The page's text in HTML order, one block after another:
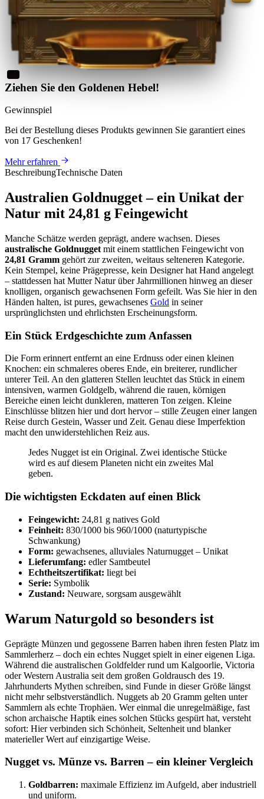
Ziehen Sie den Goldenen Hebel!
Gewinnspiel
Bei der Bestellung dieses Produkts gewinnen Sie garantiert eines
von 17 Geschenken!
Mehr erfahren
BeschreibungTechnische Daten
Australien Goldnugget – ein Unikat der
Natur mit 24,81 g Feingewicht
Manche Schätze werden geprägt, andere wachsen. Dieses
australische Goldnugget mit einem stattlichen Feingewicht von
24,81 Gramm gehört zur zweiten, weitaus selteneren Kategorie.
Kein Stempel, keine Prägepresse, kein Designer hat Hand angelegt
– stattdessen hat Mutter Natur über Jahrmillionen hinweg an dieser
knolligen, organisch gewachsenen Form gefeilt. Was Sie hier in den
Händen halten, ist pures, gewachsenes Gold in seiner
ursprünglichsten und ehrlichsten Erscheinungsform.
Ein Stück Erdgeschichte zum Anfassen
Die Form erinnert entfernt an eine Erdnuss oder einen kleinen
Knochen: ein schmaleres oberes Ende, ein breiterer, rundlicher
unterer Teil. An den glatteren Stellen leuchtet das Stück in einem
intensiven, warmen Goldgelb, während die rauen, körnigen
Bereiche einen leicht dunkleren, matteren Ton zeigen. Kleine
Einschlüsse blitzen hier und dort hervor – stille Zeugen einer langen
Reise durch Gestein, Wasser und Zeit. Genau diese Imperfektion
macht den unwiderstehlichen Reiz aus.
Jedes Nugget ist ein Original. Zwei identische Stücke
wird es auf diesem Planeten nicht ein zweites Mal
geben.
Die wichtigsten Eckdaten auf einen Blick
Feingewicht: 24,81 g natives Gold
Feinheit: 830/1000 bis 960/1000 (naturtypische
Schwankung)
Form: gewachsenes, alluviales Naturnugget – Unikat
Lieferumfang: edler Samtbeutel
Echtheitszertifikat: liegt bei
Serie: Symbolik
Zustand: Neuware, sorgsam ausgewählt
Warum Naturgold so besonders ist
Geprägte Münzen und gegossene Barren haben ihren festen Platz im
Sammlerherz – doch ein echtes Nugget spielt in einer eigenen Liga.
Während die australischen Goldfelder rund um Kalgoorlie, Victoria
oder Western Australia seit dem großen Goldrausch des 19.
Jahrhunderts Mythen schreiben, sind Funde in dieser Größe längst
nicht mehr selbstverständlich. Nuggets ab 20 Gramm gelten unter
Sammlern als echte Trophäen. Wer einmal die unregelmäßige, fast
schon archaische Haptik eines solchen Stücks gespürt hat, versteht
sofort: Hier verbinden sich Schönheit, Seltenheit und blanker
materieller Wert auf einzigartige Weise.
Nugget vs. Münze vs. Barren – ein kleiner Vergleich
Goldbarren: maximale Effizienz im Aufgeld, aber industriell
und uniform.